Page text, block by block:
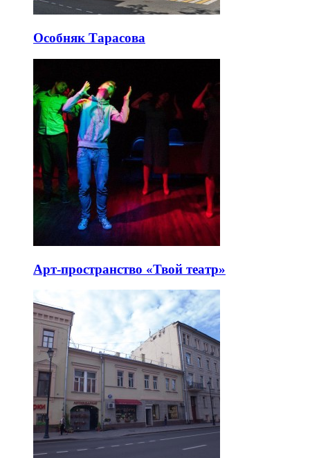
Особняк Тарасова
Арт-пространство «Твой театр»